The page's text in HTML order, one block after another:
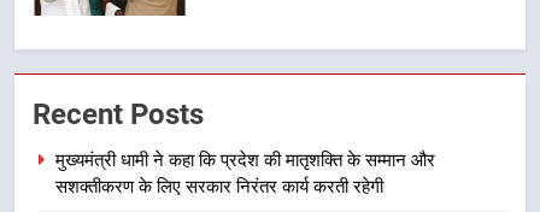
1
उत्तराखंड
Recent Posts
मुख्यमंत्री धामी ने कहा कि प्रदेश की मातृशक्ति के सम्मान और
सशक्तीकरण के लिए सरकार निरंतर कार्य करती रहेगी